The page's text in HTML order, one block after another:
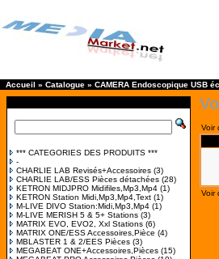
Accueil » Catalogue » CAMERA Endoscopique USB
*** CATEGORIES DES PRODUITS ***
-
CHARLIE LAB Revisés+Accessoires (3)
CHARLIE LAB/ESS Pièces détachées (28)
KETRON MIDJPRO Midifiles,Mp3,Mp4 (1)
KETRON Station Midi,Mp3,Mp4,Text (1)
M-LIVE DIVO Station:Midi,Mp3,Mp4 (1)
M-LIVE MERISH 5 & 5+ Stations (3)
MATRIX EVO, EVO2, Xxl Stations (6)
MATRIX ONE/ESS Accessoires,Pièce (4)
MBLASTER 1 & 2/EES Pièces (3)
MEGABEAT ONE+Accessoires,Pièces (15)
Voir
Voir